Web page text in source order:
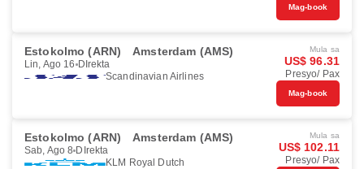
Mag-book
Estokolmo (ARN) Amsterdam (AMS)
Lin, Ago 16 DIrekta
Scandinavian Airlines
Mula sa
US$ 96.31
Presyo/ Pax
Mag-book
Estokolmo (ARN) Amsterdam (AMS)
Sab, Ago 8 DIrekta
KLM Royal Dutch
Mula sa
US$ 102.11
Presyo/ Pax